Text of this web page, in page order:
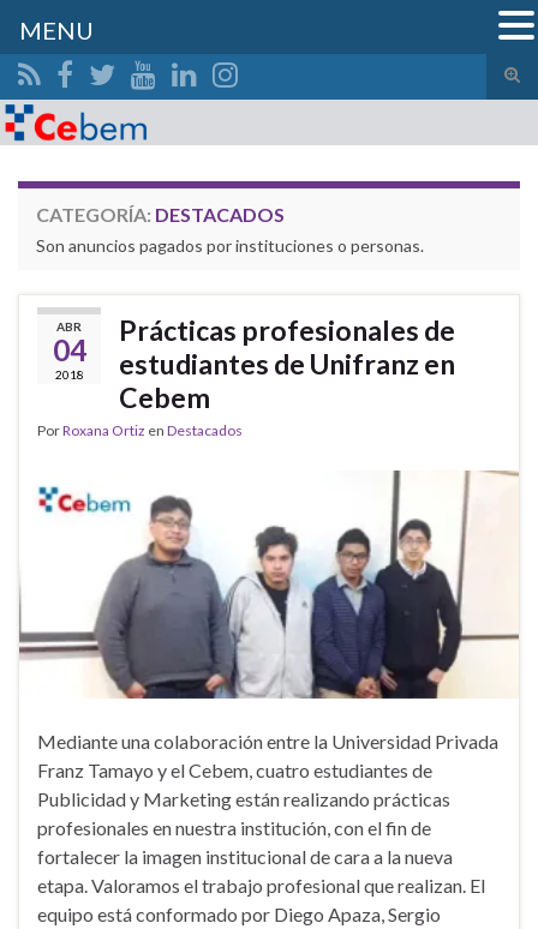
el
Search for:
CATEGORÍA: DESTACADOS
Son anuncios pagados por instituciones o personas.
ABR
04
2018
Prácticas profesionales de
estudiantes de Unifranz en
Cebem
PorRoxana Ortiz en Destacados
Mediante una colaboración entre la Universidad Privada
Franz Tamayo y el Cebem, cuatro estudiantes de
Publicidad y Marketing están realizando prácticas
profesionales en nuestra institución, con el fin de
fortalecer la imagen institucional de cara a la nueva
etapa. Valoramos el trabajo profesional que realizan. El
equipo está conformado por Diego Apaza, Sergio
MENU